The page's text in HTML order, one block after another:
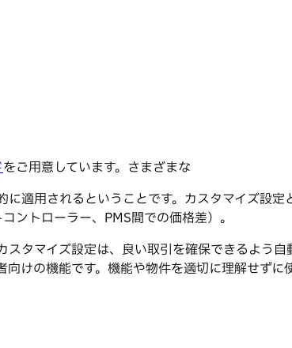
をご用意しています。さまざまな
適用されるということです。カスタマイズ設
ントローラー、PMS間での価格差）。
タマイズ設定は、良い取引を確保できるよう
けの機能です。機能や物件を適切に理解せず